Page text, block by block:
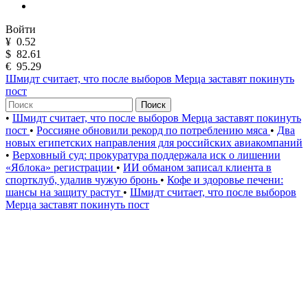
Войти
¥ 0.52
$ 82.61
€ 95.29
Шмидт считает, что после выборов Мерца заставят покинуть
пост
Поиск
• Шмидт считает, что после выборов Мерца заставят покинуть
пост • Россияне обновили рекорд по потреблению мяса • Два
новых египетских направления для российских авиакомпаний
• Верховный суд: прокуратура поддержала иск о лишении
«Яблока» регистрации • ИИ обманом записал клиента в
спортклуб, удалив чужую бронь • Кофе и здоровье печени:
шансы на защиту растут • Шмидт считает, что после выборов
Мерца заставят покинуть пост